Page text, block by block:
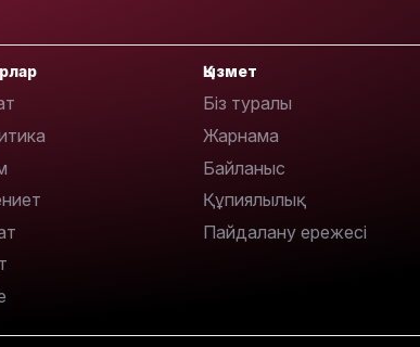
11:19
Қызмет
Біз туралы
Жарнама
Байланыс
Құпиялылық
Пайдалану ережесі